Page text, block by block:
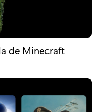
de Minecraft